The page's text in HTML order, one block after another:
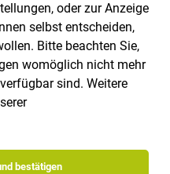
Teilzeit 05.08.2026
oder zur Anzeige
selbst entscheiden,
Bitte beachten Sie,
womöglich nicht mehr
sind. Weitere
bestätigen